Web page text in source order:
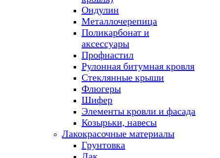
Ондулин
Металлочерепица
Поликарбонат и
аксессуары
Профнастил
Рулонная битумная кровля
Стеклянные крыши
Флюгеры
Шифер
Элементы кровли и фасада
Козырьки, навесы
Лакокрасочные материалы
Грунтовка